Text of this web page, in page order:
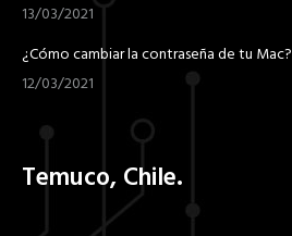
13/03/2021
¿Cómo cambiar la contraseña de tu Mac?
12/03/2021
Temuco, Chile.